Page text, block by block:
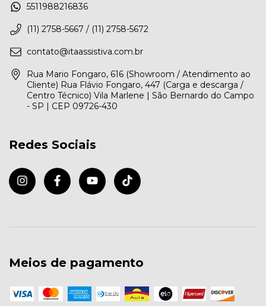
5511988216836
(11) 2758-5667 / (11) 2758-5672
contato@itaassistiva.com.br
Rua Mario Fongaro, 616 (Showroom / Atendimento ao
Cliente) Rua Flávio Fongaro, 447 (Carga e descarga /
Centro Técnico) Vila Marlene | São Bernardo do Campo
- SP | CEP 09726-430
Redes Sociais
Meios de pagamento